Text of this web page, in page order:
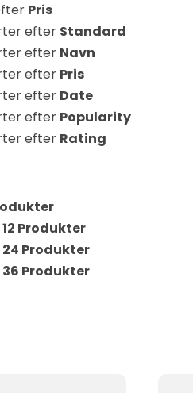
Pris
efter Standard
efter Navn
efter Pris
efter Date
efter Popularity
efter Rating
12 Produkter
24 Produkter
36 Produkter